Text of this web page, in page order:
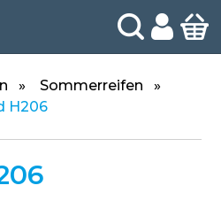
Sommerreifen
H206